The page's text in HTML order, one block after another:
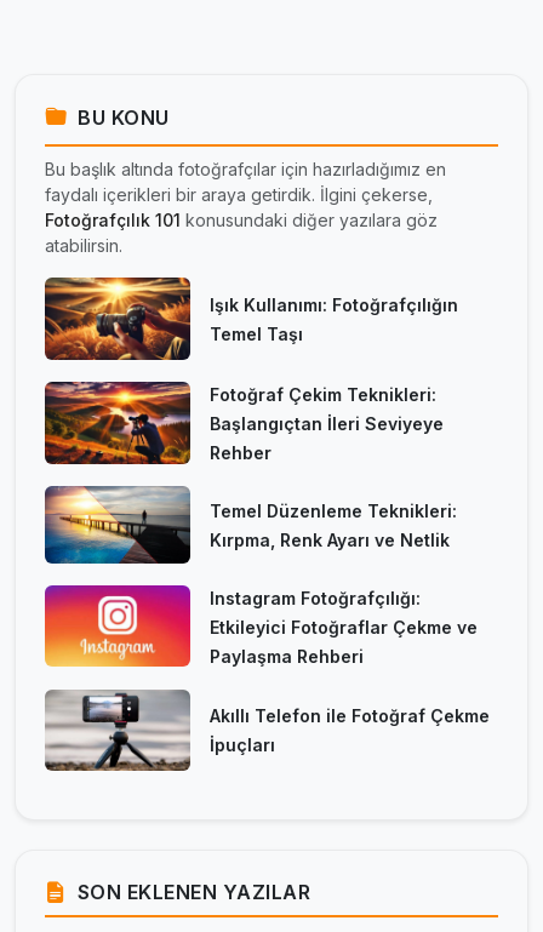
BU KONU
Bu başlık altında fotoğrafçılar için hazırladığımız en
faydalı içerikleri bir araya getirdik. İlgini çekerse,
Fotoğrafçılık 101 konusundaki diğer yazılara göz
atabilirsin.
Işık Kullanımı: Fotoğrafçılığın
Temel Taşı
Fotoğraf Çekim Teknikleri:
Başlangıçtan İleri Seviyeye
Rehber
Temel Düzenleme Teknikleri:
Kırpma, Renk Ayarı ve Netlik
Instagram Fotoğrafçılığı:
Etkileyici Fotoğraflar Çekme ve
Paylaşma Rehberi
Akıllı Telefon ile Fotoğraf Çekme
İpuçları
SON EKLENEN YAZILAR